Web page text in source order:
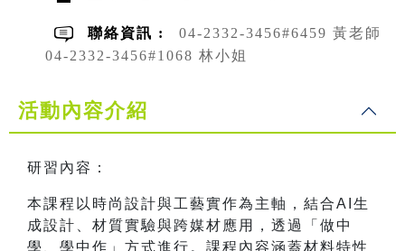
聯絡資訊 :
04-2332-3456#6459 黃老師
04-2332-3456#1068 林小姐
活動內容介紹
研習內容：
本課程以時尚設計與工藝實作為主軸，結合AI生
成設計、材質實驗與跨媒材應用，透過「做中
學、學中作」方式進行。課程內容涵蓋材料特性